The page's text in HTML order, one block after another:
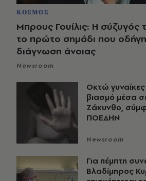
ΚΟΣΜΟΣ
Μπρους Γουίλις: Η
το πρώτο σημάδι που
διάγνωση άνοιας
Newsroom
Οκτώ γυναίκες
βιασμό μέσα
Ζάκυνθο,
ΠΟΕΔΗΝ
Newsroom
Για πέμπτη
Βλαδίμηρος